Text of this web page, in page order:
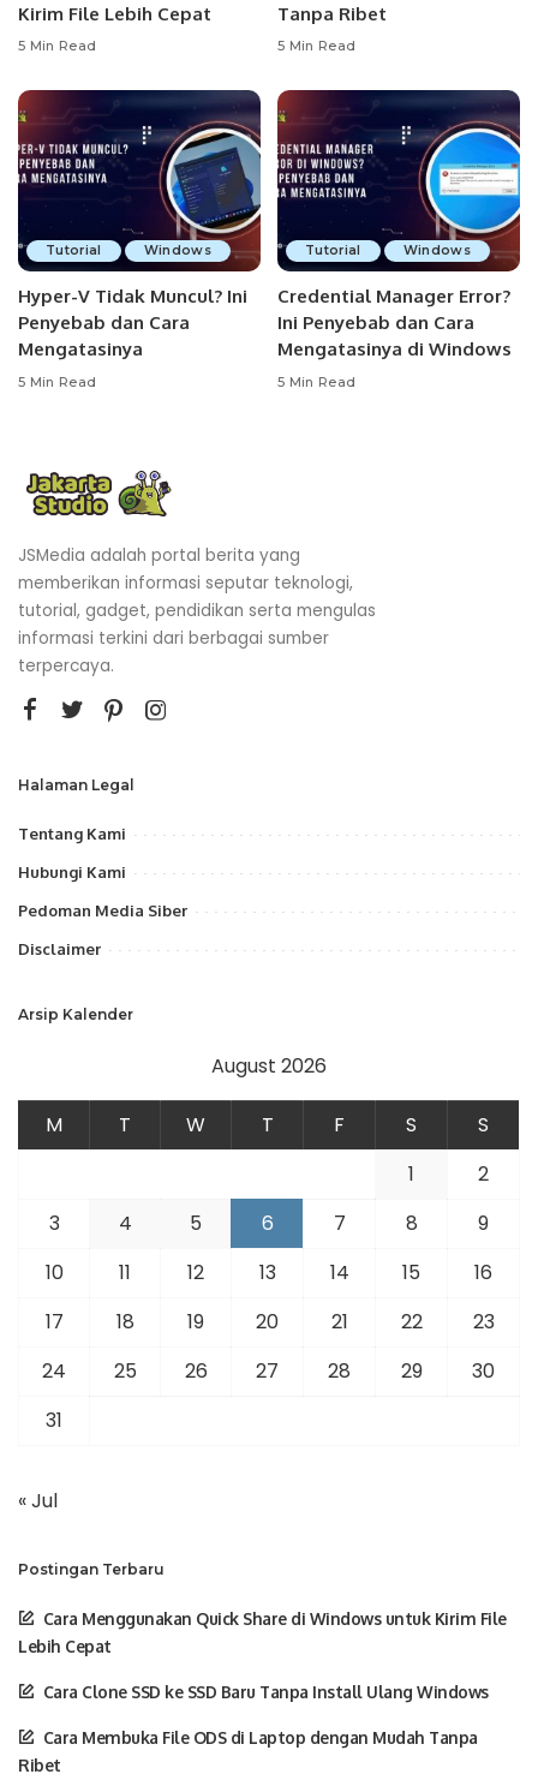
Kirim File Lebih Cepat
5 Min Read
Tanpa Ribet
5 Min Read
Tutorial Windows
Hyper-V Tidak Muncul? Ini
Penyebab dan Cara
Mengatasinya
5 Min Read
Tutorial Windows
Credential Manager Error?
Ini Penyebab dan Cara
Mengatasinya di Windows
5 Min Read
JSMedia adalah portal berita yang
memberikan informasi seputar teknologi,
tutorial, gadget, pendidikan serta mengulas
informasi terkini dari berbagai sumber
terpercaya.
Halaman Legal
Tentang Kami
Hubungi Kami
Pedoman Media Siber
Disclaimer
Arsip Kalender
August 2026
M T W T F S
S
1
2
3
4 5 6 7 8
9
10
11 12 13 14 15
16
17
18 19 20 21 22
23
24
25 26 27 28 29
30
31
« Jul
Postingan Terbaru
Cara Menggunakan Quick Share di Windows untuk Kirim File
Lebih Cepat
Cara Clone SSD ke SSD Baru Tanpa Install Ulang Windows
Cara Membuka File ODS di Laptop dengan Mudah Tanpa
Ribet